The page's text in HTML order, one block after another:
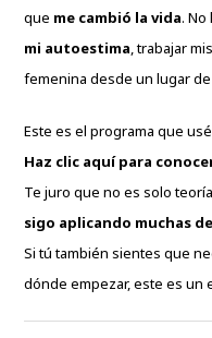
que me cambió la vida. No
mi autoestima, trabajar
femenina desde un lugar
Este es el programa que
Haz clic aquí para
Te juro que no es solo
sigo aplicando muchas
Si tú también sientes que
dónde empezar, este es un